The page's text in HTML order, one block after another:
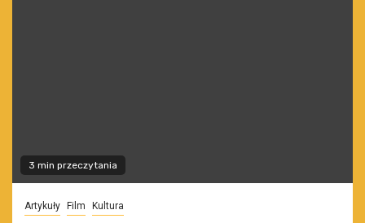
3 min przeczytania
Artykuły Film Kultura